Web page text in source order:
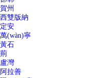
賀州
西雙版納
定安
萬(wàn)寧
黃石
荊
盧灣
阿拉善